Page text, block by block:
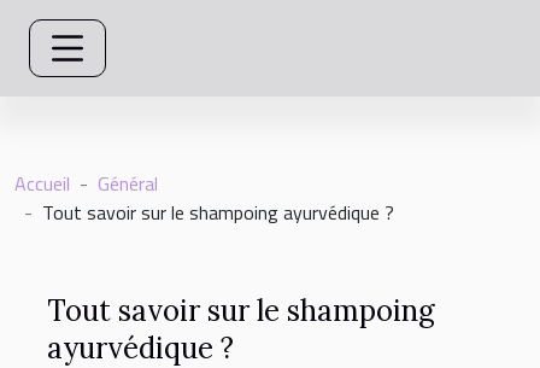
Accueil
Général
Tout savoir sur le shampoing ayurvédique ?
Tout savoir sur le shampoing
ayurvédique ?